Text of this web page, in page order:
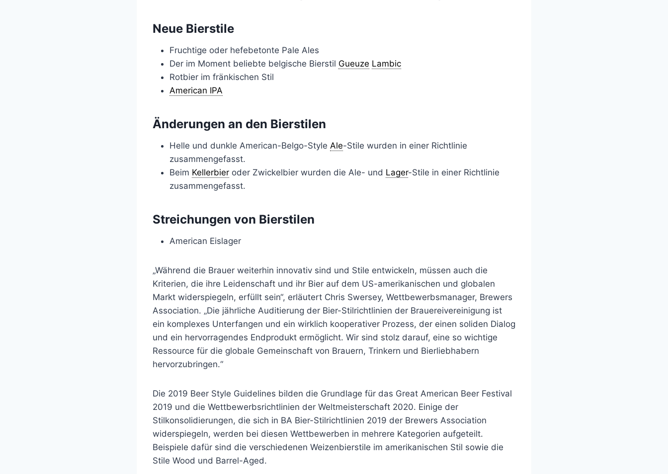
Neue Bierstile
Fruchtige oder hefebetonte Pale Ales
Der im Moment beliebte belgische Bierstil Gueuze Lambic
Rotbier im fränkischen Stil
American IPA
Änderungen an den Bierstilen
Helle und dunkle American-Belgo-Style Ale-Stile wurden in einer Richtlinie
zusammengefasst.
Beim Kellerbier oder Zwickelbier wurden die Ale- und Lager-Stile in einer Richtlinie
zusammengefasst.
Streichungen von Bierstilen
American Eislager
„Während die Brauer weiterhin innovativ sind und Stile entwickeln, müssen auch die
Kriterien, die ihre Leidenschaft und ihr Bier auf dem US-amerikanischen und globalen
Markt widerspiegeln, erfüllt sein“, erläutert Chris Swersey, Wettbewerbsmanager, Brewers
Association. „Die jährliche Auditierung der Bier-Stilrichtlinien der Brauereivereinigung ist
ein komplexes Unterfangen und ein wirklich kooperativer Prozess, der einen soliden Dialog
und ein hervorragendes Endprodukt ermöglicht. Wir sind stolz darauf, eine so wichtige
Ressource für die globale Gemeinschaft von Brauern, Trinkern und Bierliebhabern
hervorzubringen.“
Die 2019 Beer Style Guidelines bilden die Grundlage für das Great American Beer Festival
2019 und die Wettbewerbsrichtlinien der Weltmeisterschaft 2020. Einige der
Stilkonsolidierungen, die sich in BA Bier-Stilrichtlinien 2019 der Brewers Association
widerspiegeln, werden bei diesen Wettbewerben in mehrere Kategorien aufgeteilt.
Beispiele dafür sind die verschiedenen Weizenbierstile im amerikanischen Stil sowie die
Stile Wood und Barrel-Aged.